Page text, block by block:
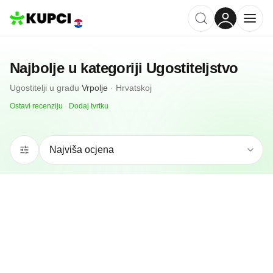
Najbolje u kategoriji Ugostiteljstvo
Ugostitelji u gradu Vrpolje · Hrvatskoj
Ostavi recenziju · Dodaj tvrtku